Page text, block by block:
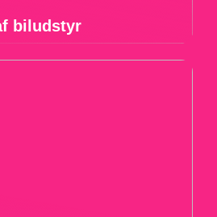
biludstyr